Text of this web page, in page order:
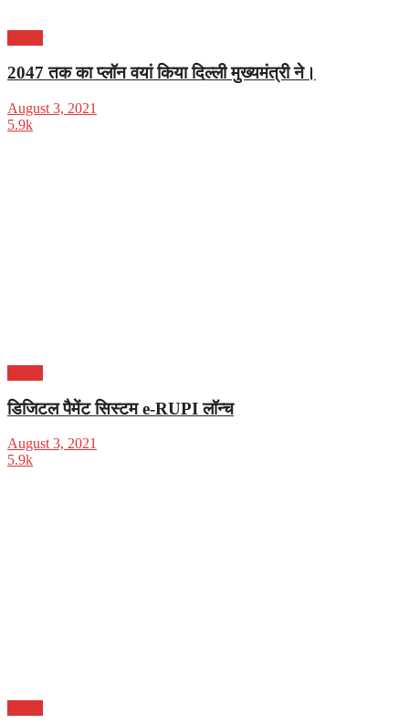
2047 तक का प्लॉन वयां किया दिल्ली मुख्यमंत्री ने।
August 3, 2021
5.9k
डिजिटल पैमेंट सिस्टम e-RUPI लॉन्च
August 3, 2021
5.9k